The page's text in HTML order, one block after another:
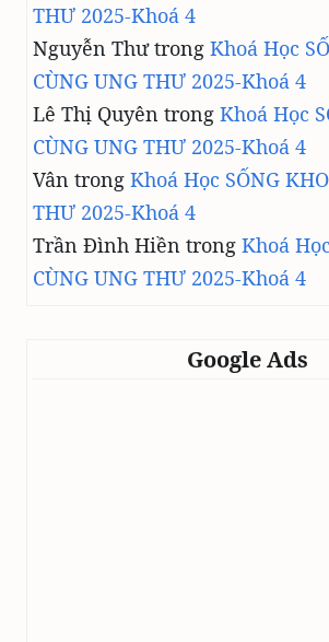
THƯ 2025-Khoá 4
Nguyễn Thưtrong Khoá Học
CÙNG UNG THƯ 2025-Khoá 4
Lê Thị Quyên trong Khoá Học
CÙNG UNG THƯ 2025-Khoá 4
Vân trong Khoá Học SỐNG
THƯ 2025-Khoá 4
Trần Đình Hiền trong Khoá
CÙNG UNG THƯ 2025-Khoá 4
Google Ads